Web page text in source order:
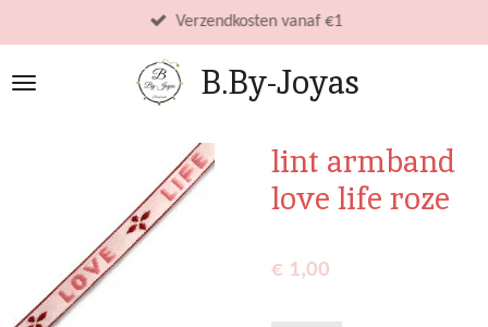
direct
naar
B.By-Joyas
Verzendkosten vanaf €1
lint armband
love life roze
€ 1,00